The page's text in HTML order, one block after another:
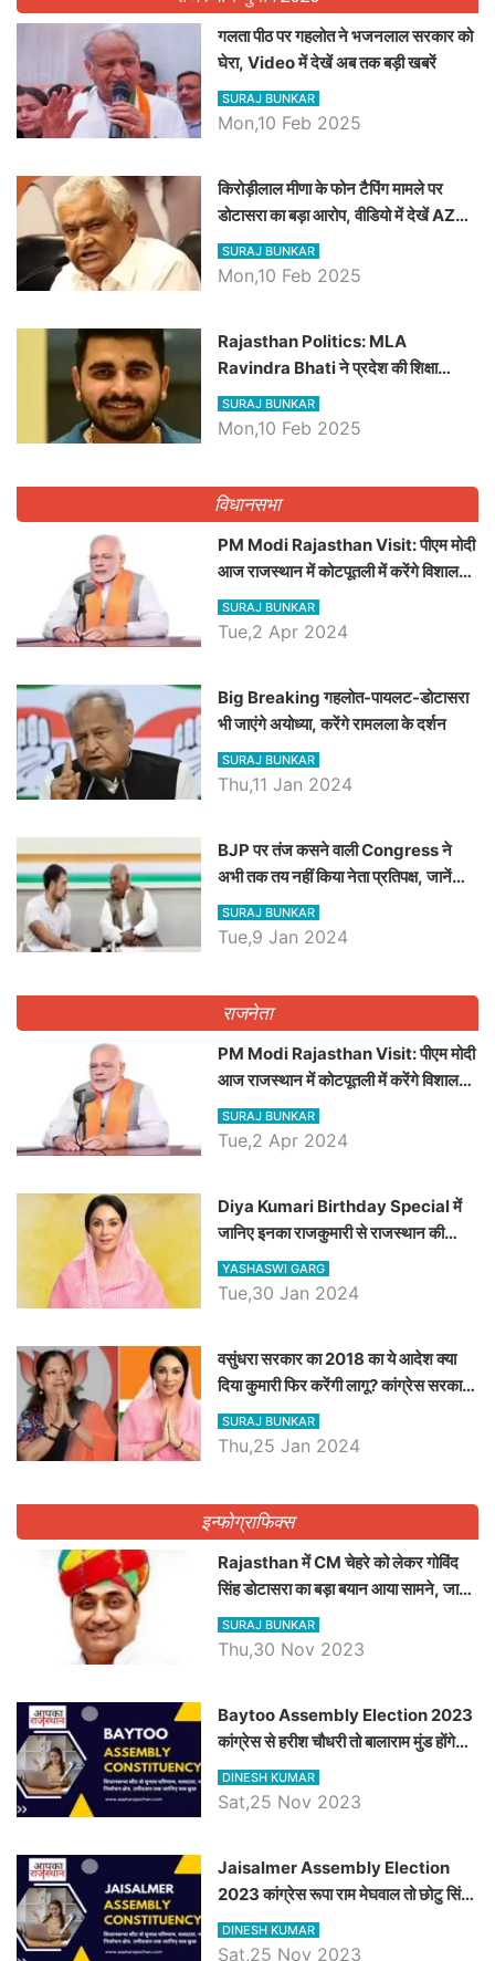
गलता पीठ पर गहलोत ने भजनलाल सरकार को
घेरा, Video में देखें अब तक बड़ी खबरें
SURAJ BUNKAR
Mon,10 Feb 2025
किरोड़ीलाल मीणा के फोन टैपिंग मामले पर
डोटासरा का बड़ा आरोप, वीडियो में देखें AZ
बड़ी खबरें
SURAJ BUNKAR
Mon,10 Feb 2025
Rajasthan Politics: MLA
Ravindra Bhati ने प्रदेश की शिक्षा
व्यवस्था पर उठाए सवाल, Madan
Dilawar पर हमला करते हुए गिनवाये खाली
SURAJ BUNKAR
Mon,10 Feb 2025
विधानसभा
PM Modi Rajasthan Visit: पीएम मोदी
आज राजस्थान में कोटपूतली में करेंगे विशाल
रैली, एक सभा से 8 सीटों पर साधेगें निशाना
SURAJ BUNKAR
Tue,2 Apr 2024
Big Breaking गहलोत-पायलट-डोटासरा
भी जाएंगे अयोध्या, करेंगे रामलला के दर्शन
SURAJ BUNKAR
Thu,11 Jan 2024
BJP पर तंज कसने वाली Congress ने
अभी तक तय नहीं किया नेता प्रतिपक्ष, जानें
कौन होगा दावेदार
SURAJ BUNKAR
Tue,9 Jan 2024
राजनेता
PM Modi Rajasthan Visit: पीएम मोदी
आज राजस्थान में कोटपूतली में करेंगे विशाल
रैली, एक सभा से 8 सीटों पर साधेगें निशाना
SURAJ BUNKAR
Tue,2 Apr 2024
Diya Kumari Birthday Special में
जानिए इनका राजकुमारी से राजस्थान की
डिप्टी सीएम बनने तक का सफर, एक क्लिक में
जाने पूरा जीवन परिचय
YASHASWI GARG
Tue,30 Jan 2024
वसुंधरा सरकार का 2018 का ये आदेश क्या
दिया कुमारी फिर करेंगी लागू? कांग्रेस सरकार
ने किया था निरस्त
SURAJ BUNKAR
Thu,25 Jan 2024
इन्फोग्राफिक्स
Rajasthan में CM चेहरे को लेकर गोविंद
सिंह डोटासरा का बड़ा बयान आया सामने, जानें
विचार
SURAJ BUNKAR
Thu,30 Nov 2023
Baytoo Assembly Election 2023
कांग्रेस से हरीश चौधरी तो बालाराम मुंड होंगे
भाजपा उम्मीदवार, जानिये बायतू विधानसभा
सीट के ताजा समीकरण
DINESH KUMAR
Sat,25 Nov 2023
​​​​​​​Jaisalmer Assembly Election
2023 कांग्रेस रूपा राम मेघवाल तो छोटु सिंह
भाटी होंगे भाजपा उम्मीदवार, जानिये जैसलमेर
विधानसभा सीट के ताजा समीकरण
DINESH KUMAR
Sat,25 Nov 2023